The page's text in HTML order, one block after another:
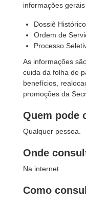
informações
Dossiê
Ordem de
Processo
As informações
cuida da folha de
benefícios,
promoções da
Quem pode
Qualquer pessoa.
Onde
Na internet.
Como